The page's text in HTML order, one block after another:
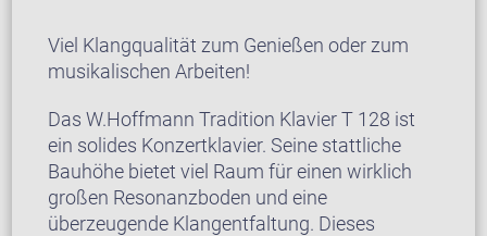
Viel Klangqualität zum Genießen oder zum
musikalischen Arbeiten!
Das W.Hoffmann Tradition Klavier T 128 ist
ein solides Konzertklavier. Seine stattliche
Bauhöhe bietet viel Raum für einen wirklich
großen Resonanzboden und eine
überzeugende Klangentfaltung. Dieses